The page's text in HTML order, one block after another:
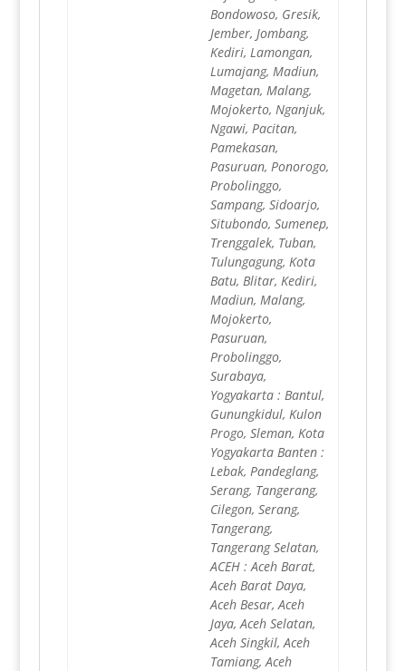
Bondowoso, Gresik,
Jember, Jombang,
Kediri, Lamongan,
Lumajang, Madiun,
Magetan, Malang,
Mojokerto, Nganjuk,
Ngawi, Pacitan,
Pamekasan,
Pasuruan, Ponorogo,
Probolinggo,
Sampang, Sidoarjo,
Situbondo, Sumenep,
Trenggalek, Tuban,
Tulungagung, Kota
Batu, Blitar, Kediri,
Madiun, Malang,
Mojokerto,
Pasuruan,
Probolinggo,
Surabaya,
Yogyakarta : Bantul,
Gunungkidul, Kulon
Progo, Sleman, Kota
Yogyakarta Banten :
Lebak, Pandeglang,
Serang, Tangerang,
Cilegon, Serang,
Tangerang,
Tangerang Selatan,
ACEH : Aceh Barat,
Aceh Barat Daya,
Aceh Besar, Aceh
Jaya, Aceh Selatan,
Aceh Singkil, Aceh
Tamiang, Aceh